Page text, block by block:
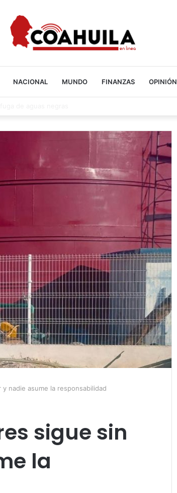
NACIONAL MUNDO FINANZAS OPINIÓN
nadie asume la responsabilidad
sigue sin
la